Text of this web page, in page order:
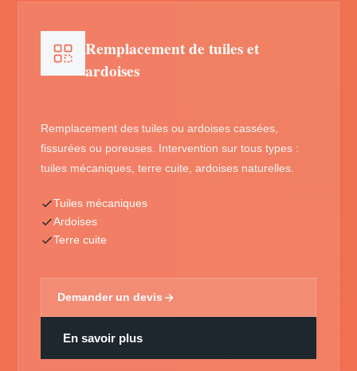
Remplacement de tuiles et
ardoises
Remplacement des tuiles ou ardoises cassées,
fissurées ou poreuses. Intervention sur tous types :
tuiles mécaniques, terre cuite, ardoises naturelles.
Tuiles mécaniques
Ardoises
Terre cuite
Demander un devis
En savoir plus